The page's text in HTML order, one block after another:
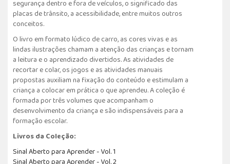
segurança dentro e fora de veículos, o significado das
placas de trânsito, a acessibilidade, entre muitos outros
conceitos.
O livro em formato lúdico de carro, as cores vivas e as
lindas ilustrações chamam a atenção das crianças e tornam
a leitura e o aprendizado divertidos. As atividades de
recortar e colar, os jogos e as atividades manuais
propostas auxiliam na fixação do conteúdo e estimulam a
criança a colocar em prática o que aprendeu. A coleção é
formada por três volumes que acompanham o
desenvolvimento da criança e são indispensáveis para a
formação escolar.
Livros da Coleção:
Sinal Aberto para Aprender - Vol. 1